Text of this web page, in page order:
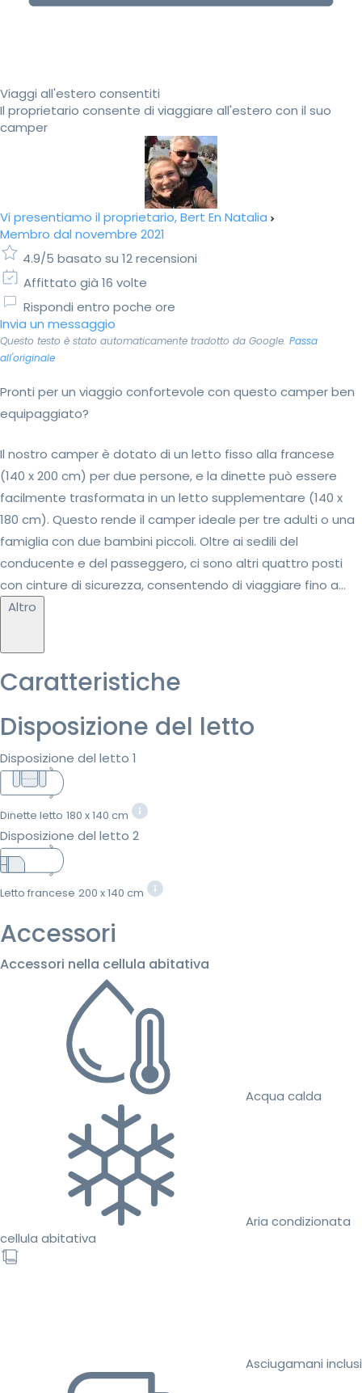
Viaggi all'estero consentiti
Il proprietario consente di viaggiare all'estero con il suo
camper
Vi presentiamo il proprietario, Bert En Natalia
Membro dal novembre 2021
4.9/5 basato su 12 recensioni
Affittato già 16 volte
Rispondi entro poche ore
Invia un messaggio
Questo testo è stato automaticamente tradotto da Google. Passa
all'originale
Pronti per un viaggio confortevole con questo camper ben
equipaggiato?
Il nostro camper è dotato di un letto fisso alla francese
(140 x 200 cm) per due persone, e la dinette può essere
facilmente trasformata in un letto supplementare (140 x
180 cm). Questo rende il camper ideale per tre adulti o una
famiglia con due bambini piccoli. Oltre ai sedili del
conducente e del passeggero, ci sono altri quattro posti
con cinture di sicurezza, consentendo di viaggiare fino a...
Altro
Caratteristiche
Disposizione del letto
Disposizione del letto 1
Dinette letto 180 x 140 cm
Disposizione del letto 2
Letto francese 200 x 140 cm
Accessori
Accessori nella cellula abitativa
Acqua calda
Aria condizionata
cellula abitativa
Asciugamani inclusi